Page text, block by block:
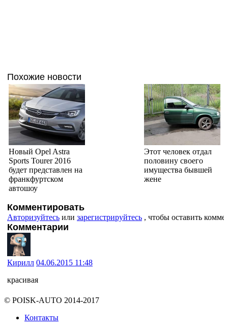
Похожие новости
Новый Opel Astra
Sports Tourer 2016
будет представлен на
франкфуртском
автошоу
Этот человек отдал
половину своего
имущества бывшей
жене
Комментировать
Авторизуйтесь или зарегистрируйтесь , чтобы оставить
Комментарии
Кирилл 04.06.2015 11:48
красивая
© POISK-AUTO 2014-2017
Контакты